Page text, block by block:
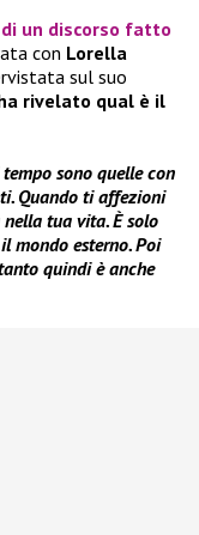
un discorso fatto
con Lorella
sul suo
rivelato qual è il
sono quelle con
Quando ti affezioni
tua vita. È solo
mondo esterno. Poi
quindi è anche